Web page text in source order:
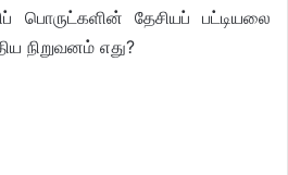
பொருட்களின் தேசியப் பட்டியலை
நிறுவனம் எது?